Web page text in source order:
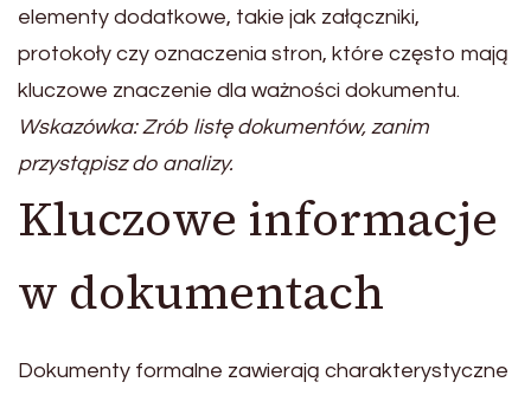
elementy dodatkowe, takie jak załączniki,
protokoły czy oznaczenia stron, które często mają
kluczowe znaczenie dla ważności dokumentu.
Wskazówka: Zrób listę dokumentów, zanim
przystąpisz do analizy.
Kluczowe informacje
w dokumentach
Dokumenty formalne zawierają charakterystyczne